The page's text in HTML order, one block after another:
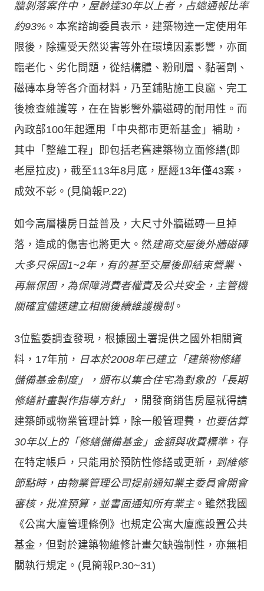
牆剝落案件中，屋齡達30年以上者，占總通報比率
約93% 。本案諮詢委員表示，建築物達一定使用年
限後，除遭受天然災害等外在環境因素影響，亦面
臨老化、劣化問題，從結構體、粉刷層、黏著劑、
磁磚本身等各介面材料，乃至鋪貼施工良窳、完工
後檢查維護等，在在皆影響外牆磁磚的耐用性。而
內政部100年起運用「中央都市更新基金」補助，
其中「整維工程」即包括老舊建築物立面修繕(即
老屋拉皮)，截至113年8月底，歷經13年僅43案，
成效不彰。(見簡報P.22)
如今高層樓房日益普及，大尺寸外牆磁磚一旦掉
落，造成的傷害也將更大。然建商交屋後外牆磁磚
大多只保固1~2年，有的甚至交屋後即結束營業、
再無保固，為保障消費者權責及公共安全，主管機
關確宜儘速建立相關後續維護機制。
3位監委調查發現，根據國土署提供之國外相關資
料，17年前， 日本於2008年已建立「建築物修繕
儲備基金制度」，頒布以集合住宅為對象的「長期
修繕計畫製作指導方針」
，開發商銷售房屋就得請
建築師或物業管理計算，除一般管理費， 也要估算
30年以上的「修繕儲備基金」金額與收費標準，存
在特定帳戶，只能用於預防性修繕或更新， 到維修
節點時，由物業管理公司提前通知業主委員會開會
審核，批准預算，並書面通知所有業主。雖然我國
《公寓大廈管理條例》也規定公寓大廈應設置公共
基金，但對於建築物維修計畫欠缺強制性，亦無相
關執行規定。(見簡報P.30~31)